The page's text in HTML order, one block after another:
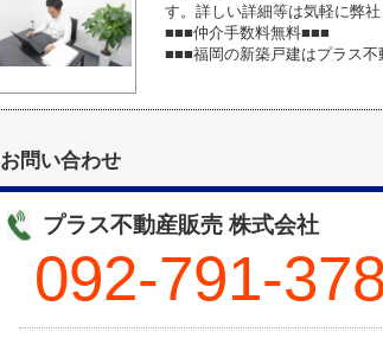
す。詳しい詳細等は気軽に弊
■■■仲介手数料無料■■■
■■■福岡の新築戸建はプラス
お問い合わせ
プラス不動産販売 株式会社
092-791-